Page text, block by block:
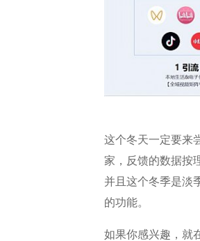
这个冬天一定要来
家，反馈的数据按
并且这个冬季是淡
的功能。
如果你感兴趣，就